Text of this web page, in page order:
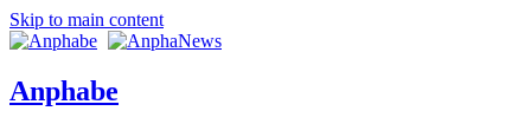
Skip to main content
Anphabe